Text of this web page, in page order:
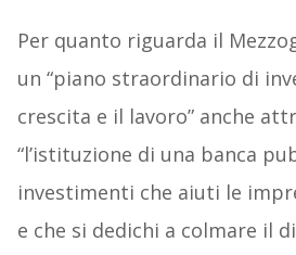
Per quanto riguarda il
un “piano straordinario di
crescita e il lavoro” anche
“l’istituzione di una banca
investimenti che aiuti le
e che si dedichi a colmare il